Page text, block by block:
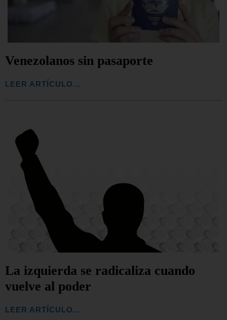
Venezolanos sin pasaporte
LEER ARTÍCULO...
La izquierda se radicaliza cuando
vuelve al poder
LEER ARTÍCULO...